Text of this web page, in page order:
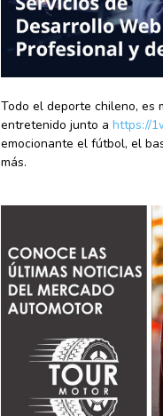
Todo el deporte chileno, es
entretenido junto a https://
emocionante el fútbol, el
más.